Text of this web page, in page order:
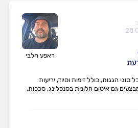
ראפע חלבי
הגגות, כולל זיפות וסיוד, יריעות
גם איטום חלונות בסנפלינג, סככות,